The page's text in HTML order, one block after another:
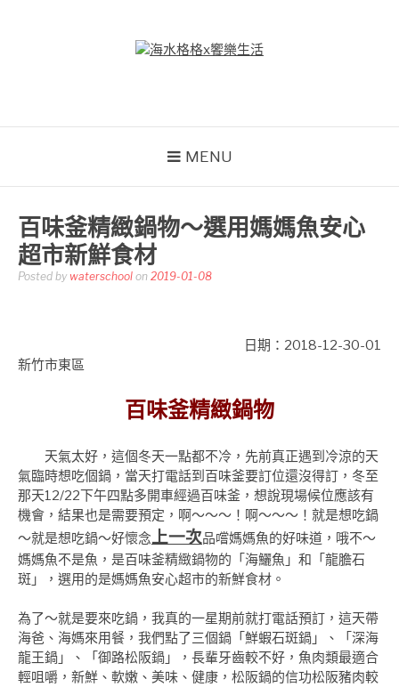
MENU
百味釜精緻鍋物～選用媽媽魚安心
超市新鮮食材
Posted by waterschool on 2019-01-08
日期：2018-12-30-01
新竹市東區
百味釜精緻鍋物
天氣太好，這個冬天一點都不冷，先前真正遇到冷涼的天
氣臨時想吃個鍋，當天打電話到百味釜要訂位還沒得訂，冬至
那天12/22下午四點多開車經過百味釜，想說現場候位應該有
機會，結果也是需要預定，啊～～～！啊～～～！就是想吃鍋
～就是想吃鍋～好懷念上一次品嚐媽媽魚的好味道，哦不～
媽媽魚不是魚，是百味釜精緻鍋物的「海鱺魚」和「龍膽石
斑」，選用的是媽媽魚安心超市的新鮮食材。
為了～就是要來吃鍋，我真的一星期前就打電話預訂，這天帶
海爸、海媽來用餐，我們點了三個鍋「鮮蝦石斑鍋」、「深海
龍王鍋」、「御路松阪鍋」，長輩牙齒較不好，魚肉類最適合
輕咀嚼，新鮮、軟嫩、美味、健康，松阪鍋的信功松阪豬肉較